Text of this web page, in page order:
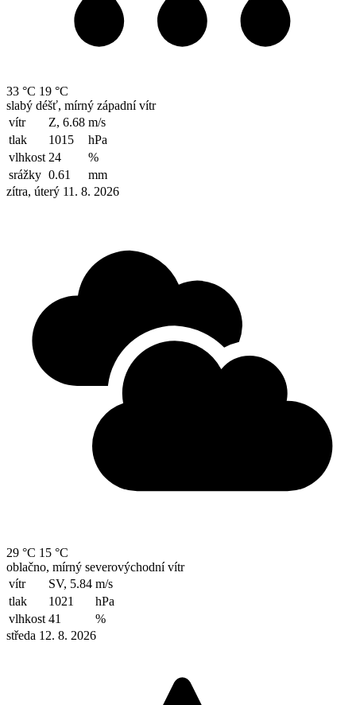
33 °C 19 °C
slabý déšť, mírný západní vítr
vítr
Z, 6.68 m/s
tlak
1015
hPa
vlhkost 24
%
srážky 0.61
mm
zítra, úterý 11. 8. 2026
29 °C 15 °C
oblačno, mírný severovýchodní vítr
vítr
SV, 5.84 m/s
tlak
1021
hPa
vlhkost 41
%
středa 12. 8. 2026